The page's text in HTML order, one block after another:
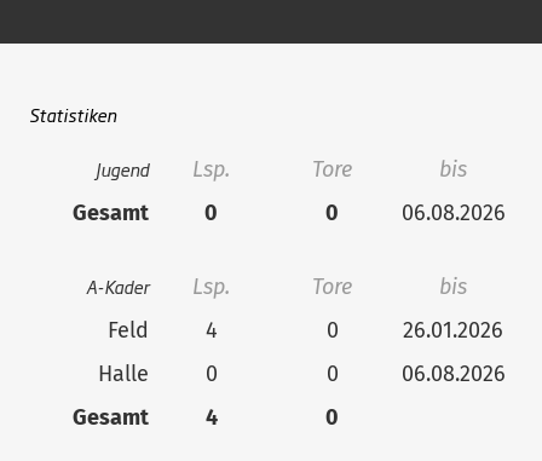
Statistiken
Jugend Lsp. Tore
bis
Gesamt
0 0 06.08.2026
A-Kader Lsp. Tore
bis
Feld
4 0
26.01.2026
Halle
0 0
06.08.2026
Gesamt
4 0